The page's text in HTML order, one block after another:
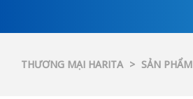
THƯƠNG MẠI HARITA > SẢN PHẨM